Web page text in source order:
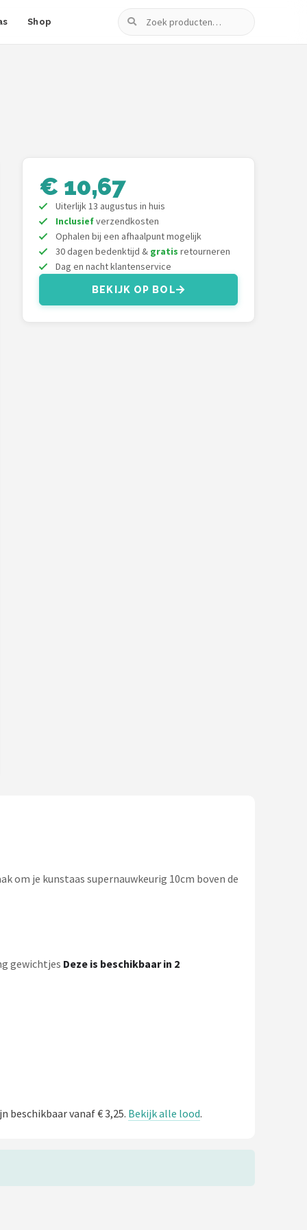
Shop Zoeken
€ 10,67
Uiterlijk 13 augustus in huis
Inclusiefverzendkosten
Ophalen bij een afhaalpunt mogelijk
30 dagen bedenktijd & gratis retourneren
Dag en nacht klantenservice
BEKIJK OP BOL
om je kunstaas supernauwkeurig 10cm boven de
gewichtjes Deze is beschikbaar in 2
beschikbaar vanaf € 3,25. Bekijk alle lood.